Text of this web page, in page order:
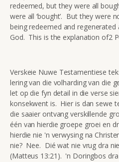
redeemed, but they were all
were all ‘bought’. But they were
being redeemed and
God. This is the explanation of2
Verskeie Nuwe Testamentiese
lering van die volharding van die
let op die fyn detail in die verse
konsekwent is. Hier is dan sewe
die saaier ontvang verskillende
één van hierdie groepe groei en
hierdie nie 'n verwysing na
nie? Nee. Dié wat nie vrug dra
(Matteus 13:21). 'n Doringbos